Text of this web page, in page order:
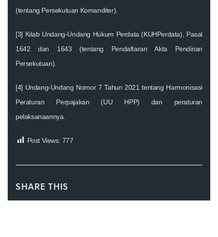
(tentang Persekutuan Komanditer).
[3] Kitab Undang-Undang Hukum Perdata (KUHPerdata), Pasal
1642 dan 1643 (tentang Pendaftaran Akta Pendirian
Persekutuan).
[4] Undang-Undang Nomor 7 Tahun 2021 tentang Harmonisasi
Peraturan Perpajakan (UU HPP) dan peraturan
pelaksanaannya.
Post Views: 777
SHARE THIS